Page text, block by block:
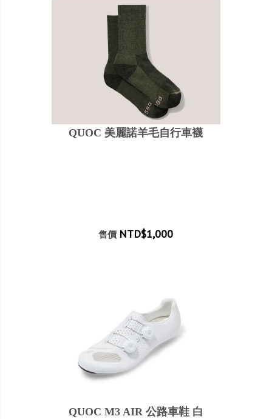
QUOC 美麗諾羊毛自行車襪
售價 NTD$1,000
QUOC M3 AIR 公路車鞋 白